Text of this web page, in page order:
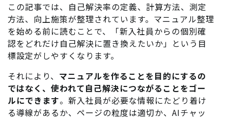
この記事では、自己解決率の定義、計算方法、測定
方法、向上施策が整理されています。マニュアル整理
を始める前に読むことで、「新入社員からの個別確
認をどれだけ自己解決に置き換えたいか」という目
標設定がしやすくなります。
それにより、 マニュアルを作ることを目的にするの
ではなく、使われて自己解決につながることをゴー
ルにできます。新入社員が必要な情報にたどり着け
る導線があるか、ページの粒度は適切か、AIチャッ